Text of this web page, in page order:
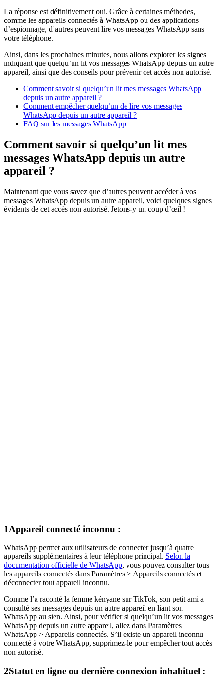
La réponse est définitivement oui. Grâce à certaines méthodes,
comme les appareils connectés à WhatsApp ou des applications
d’espionnage, d’autres peuvent lire vos messages WhatsApp sans
votre téléphone.
Ainsi, dans les prochaines minutes, nous allons explorer les signes
indiquant que quelqu’un lit vos messages WhatsApp depuis un autre
appareil, ainsi que des conseils pour prévenir cet accès non autorisé.
Comment savoir si quelqu’un lit mes messages WhatsApp
depuis un autre appareil ?
Comment empêcher quelqu’un de lire vos messages
WhatsApp depuis un autre appareil ?
FAQ sur les messages WhatsApp
Comment savoir si quelqu’un lit mes
messages WhatsApp depuis un autre
appareil ?
Maintenant que vous savez que d’autres peuvent accéder à vos
messages WhatsApp depuis un autre appareil, voici quelques signes
évidents de cet accès non autorisé. Jetons-y un coup d’œil !
1Appareil connecté inconnu :
WhatsApp permet aux utilisateurs de connecter jusqu’à quatre
appareils supplémentaires à leur téléphone principal. Selon la
documentation officielle de WhatsApp, vous pouvez consulter tous
les appareils connectés dans Paramètres > Appareils connectés et
déconnecter tout appareil inconnu.
Comme l’a raconté la femme kényane sur TikTok, son petit ami a
consulté ses messages depuis un autre appareil en liant son
WhatsApp au sien. Ainsi, pour vérifier si quelqu’un lit vos messages
WhatsApp depuis un autre appareil, allez dans Paramètres
WhatsApp > Appareils connectés. S’il existe un appareil inconnu
connecté à votre WhatsApp, supprimez-le pour empêcher tout accès
non autorisé.
2Statut en ligne ou dernière connexion inhabituel :